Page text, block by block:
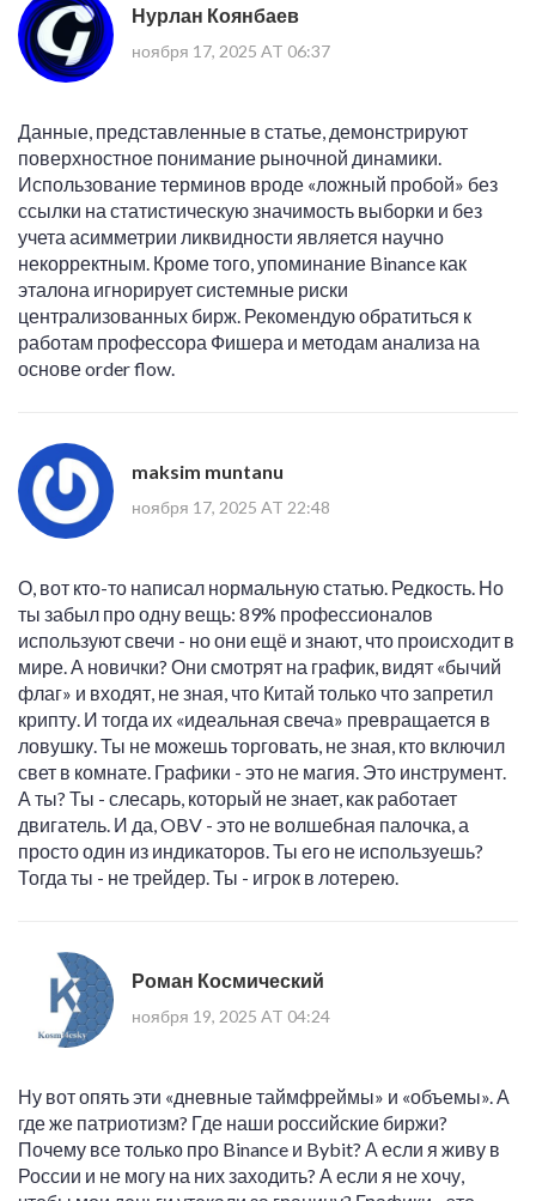
Нурлан Коянбаев
ноября 17, 2025 AT 06:37
Данные, представленные в статье, демонстрируют
поверхностное понимание рыночной динамики.
Использование терминов вроде «ложный пробой» без
ссылки на статистическую значимость выборки и без
учета асимметрии ликвидности является научно
некорректным. Кроме того, упоминание Binance как
эталона игнорирует системные риски
централизованных бирж. Рекомендую обратиться к
работам профессора Фишера и методам анализа на
основе order flow.
maksim muntanu
ноября 17, 2025 AT 22:48
О, вот кто-то написал нормальную статью. Редкость. Но
ты забыл про одну вещь: 89% профессионалов
используют свечи - но они ещё и знают, что происходит в
мире. А новички? Они смотрят на график, видят «бычий
флаг» и входят, не зная, что Китай только что запретил
крипту. И тогда их «идеальная свеча» превращается в
ловушку. Ты не можешь торговать, не зная, кто включил
свет в комнате. Графики - это не магия. Это инструмент.
А ты? Ты - слесарь, который не знает, как работает
двигатель. И да, OBV - это не волшебная палочка, а
просто один из индикаторов. Ты его не используешь?
Тогда ты - не трейдер. Ты - игрок в лотерею.
Роман Космический
ноября 19, 2025 AT 04:24
Ну вот опять эти «дневные таймфреймы» и «объемы». А
где же патриотизм? Где наши российские биржи?
Почему все только про Binance и Bybit? А если я живу в
России и не могу на них заходить? А если я не хочу,